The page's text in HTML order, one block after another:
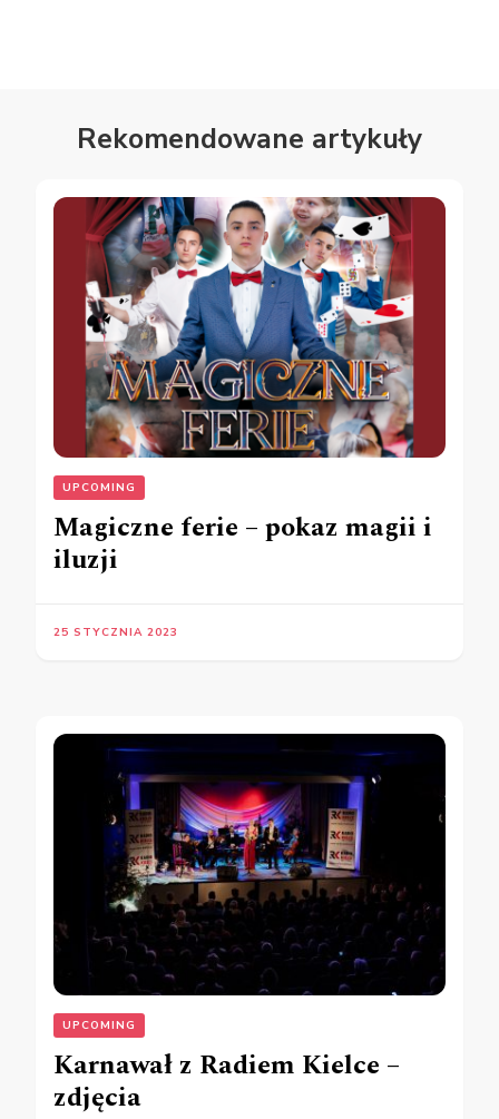
Rekomendowane artykuły
UPCOMING
Magiczne ferie – pokaz magii i
iluzji
25 STYCZNIA 2023
UPCOMING
Karnawał z Radiem Kielce –
zdjęcia